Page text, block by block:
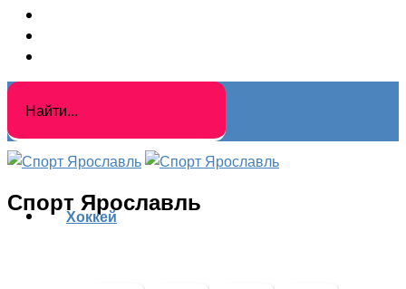
Спорт Ярославль
Хоккей